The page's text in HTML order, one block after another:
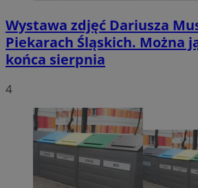
Wystawa zdjęć Dariusza
Piekarach Śląskich. Można
końca sierpnia
4